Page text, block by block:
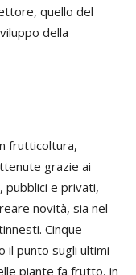
quello del
della
frutticoltura,
grazie ai
pubblici e privati,
novità, sia nel
Cinque
il punto sugli ultimi
piante fa frutto, in